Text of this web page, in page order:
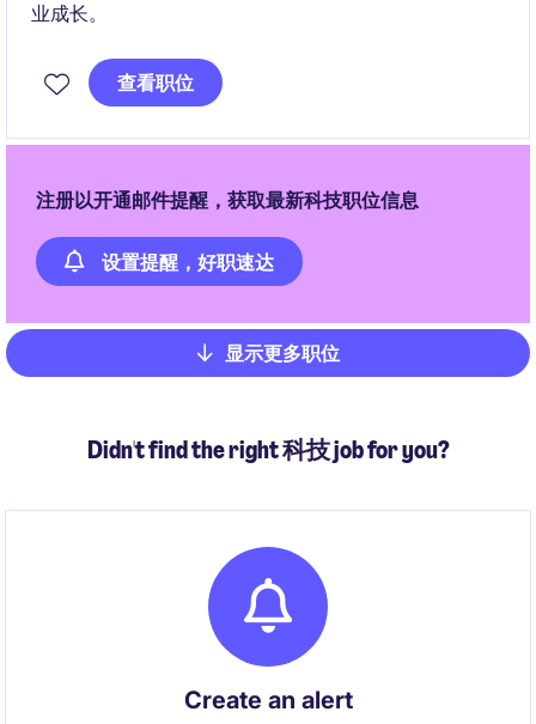
业成长。
查看职位
注册以开通邮件提醒，获取最新科技职位信息
设置提醒，好职速达
Pagination
显示更多职位
Didn't find the right 科技 job for you?
Create an alert